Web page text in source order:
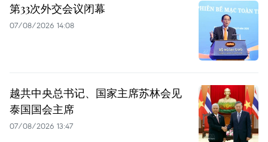
第33次外交会议闭幕
07/08/2026 14:08
越共中央总书记、国家主席苏林会见
泰国国会主席
07/08/2026 13:47